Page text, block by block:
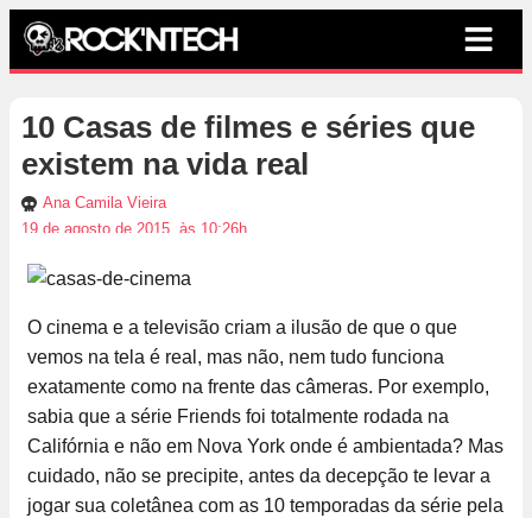
10 Casas de filmes e séries que
existem na vida real
Ana Camila Vieira
19 de agosto de 2015, às 10:26h
O cinema e a televisão criam a ilusão de que o que
vemos na tela é real, mas não, nem tudo funciona
exatamente como na frente das câmeras. Por exemplo,
sabia que a série Friends foi totalmente rodada na
Califórnia e não em Nova York onde é ambientada? Mas
cuidado, não se precipite, antes da decepção te levar a
jogar sua coletânea com as 10 temporadas da série pela